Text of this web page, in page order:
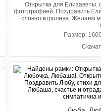
Открытка для Елизаветы,
фотографией. Поздравить
словно королева. Желаем
Размер: